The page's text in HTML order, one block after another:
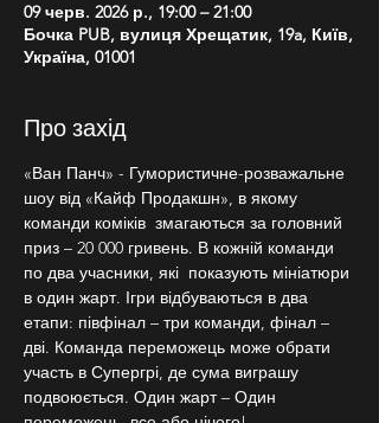
09 черв. 2026 р., 19:00 – 21:00
Бочка PUB, вулиця Хрещатик, 19a, Київ,
Україна, 01001
Про захід
«Ван Панч» - Гумористичне-розважальне
шоу від «Кайф Продакшн», в якому
команди коміків  змагаються за головний
приз – 20 000 гривень. В кожній команди
по два учасники, які  показують мініатюри
в один жарт. Ігри відбуваються в два
етапи: півфінал – три команди, фінал –
дві. Команда переможець може обрати
участь в Супергрі, де сума виграшу
подвоюється. Один жарт – Один